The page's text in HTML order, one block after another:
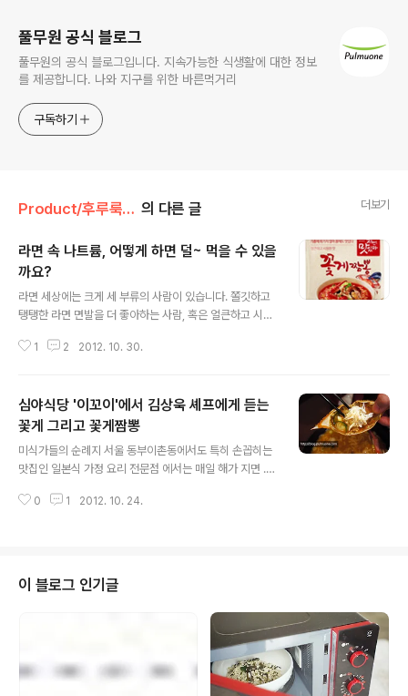
풀무원 공식 블로그
풀무원의 공식 블로그입니다. 지속가능한 식생활에 대한 정보
를 제공합니다. 나와 지구를 위한 바른먹거리
구독하기
Product/후루룩! 라면데이 의 다른 글 더보기
라면 속 나트륨, 어떻게 하면 덜~ 먹을 수 있을
까요?
라면 세상에는 크게 세 부류의 사람이 있습니다. 쫄깃하고
탱탱한 라면 면발을 더 좋아하는 사람, 혹은 얼큰하고 시원
람. … 풀반장처럼! ☞^^☜ 매끈한 라면 면발이 입안 가득
국물을 한 숟가락, 두 숟가락… 삼킬 때면 어김없이 마음의
소리(?!)가 들려오곤 하지요. 어허, 살, 살, 살… 찐다…! ㅡ
ㅡ; 먹어서 살 빠지는 음식은 없다지만 왜 국물 음식들을 먹
으면 유독 살이 찐다고 하는 걸까요? 특히, 라면 국물… 좀
면 당연히, 살이 찌므니다 한국인이 좋아하는..
1 2 2012. 10. 30.
심야식당 '이꼬이'에서 김상욱 셰프에게 듣는
꽃게 그리고 꽃게짬뽕
미식가들의 순례지 서울 동부이촌동에서도 특히 손꼽히는
맛집인 일본식 가정 요리 전문점 에서는 매일 해가 지면 . . .
한 봉지”의 마법이 시작됩니다. 카피카피룸룸~ 카피카피
요. >^^
0 1 2012. 10. 24.
이 블로그 인기글